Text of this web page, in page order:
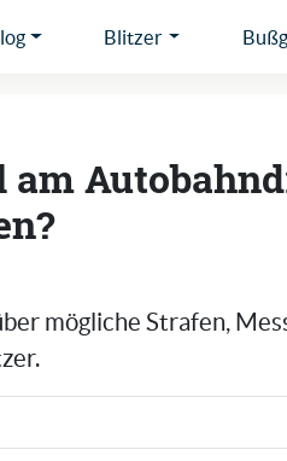
Blitzer
am
mögliche Strafen,